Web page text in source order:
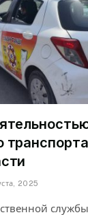
2025